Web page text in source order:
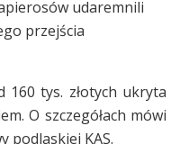
udaremnili
przejścia
tys. złotych ukryta
O szczegółach mówi
podlaskiej KAS.